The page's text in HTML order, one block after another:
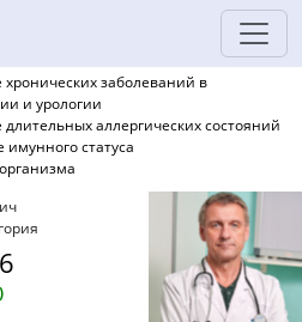
хронических заболеваний в
и урологии
аллергических состояний
статуса